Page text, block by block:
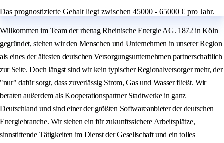
Das prognostizierte Gehalt liegt zwischen 45000 - 65000 € pro Jahr.
Willkommen im Team der rhenag Rheinische Energie AG. 1872 in Köln
gegründet, stehen wir den Menschen und Unternehmen in unserer Region
als eines der ältesten deutschen Versorgungsunternehmen partnerschaftlich
zur Seite. Doch längst sind wir kein typischer Regionalversorger mehr, der
"nur" dafür sorgt, dass zuverlässig Strom, Gas und Wasser fließt. Wir
beraten außerdem als Kooperationspartner Stadtwerke in ganz
Deutschland und sind einer der größten Softwareanbieter der deutschen
Energiebranche. Wir stehen ein für zukunftssichere Arbeitsplätze,
sinnstiftende Tätigkeiten im Dienst der Gesellschaft und ein tolles